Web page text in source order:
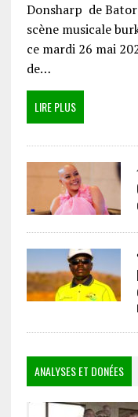
Donsharp de
scène musicale
ce mardi 26 mai
de…
LIRE PLUS
ANALYSES ET DONÉES